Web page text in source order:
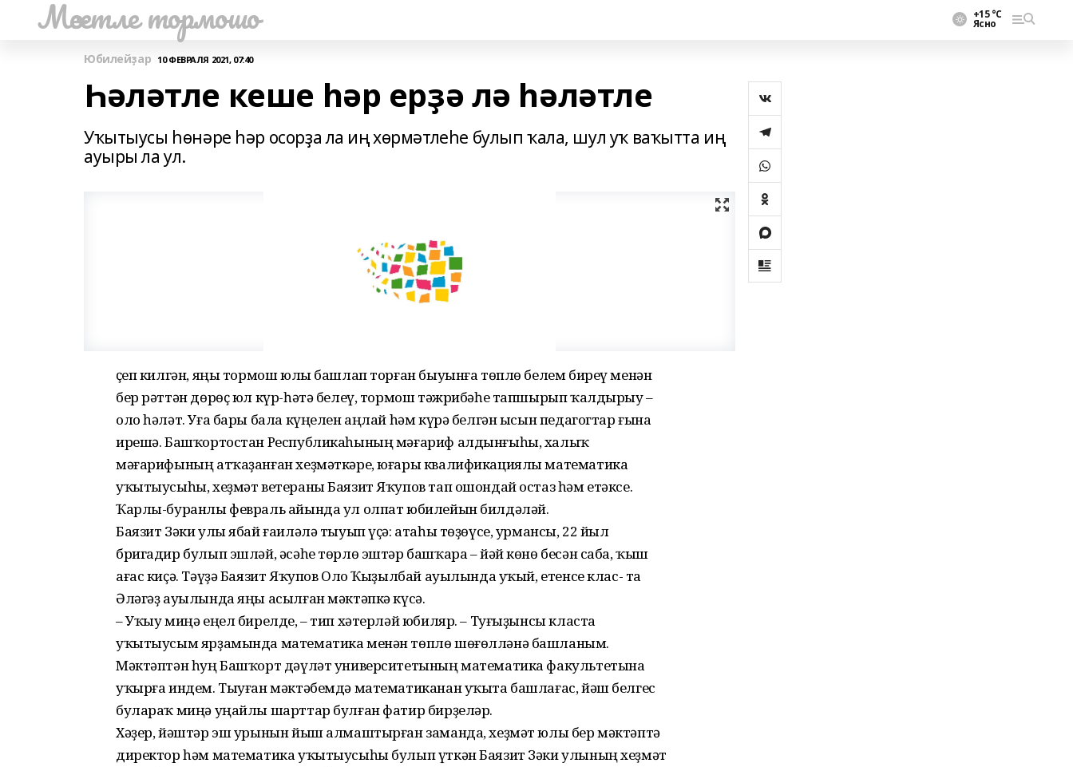
Мәсетле тормошо +15 °С
Ясно
Юбилейҙар 10 ФЕВРАЛЯ 2021, 07:40
Һәләтле кеше һәр ерҙә лә һәләтле
Уҡытыусы һөнәре һәр осорҙа ла иң хөрмәтлеһе булып ҡала, шул уҡ ваҡытта иң
ауыры ла ул.
Үҫеп килгән, яңы тормош юлы башлап торған быуынға төплө белем биреү менән
бер рәттән дөрөҫ юл күр-һәтә белеү, тормош тәжрибәһе тапшырып ҡалдырыу –
оло һәләт. Уға бары бала күңелен аңлай һәм күрә белгән ысын педагогтар ғына
ирешә. Башҡортостан Республикаһының мәғариф алдынғыһы, халыҡ
мәғарифының атҡаҙанған хеҙмәткәре, юғары квалификациялы математика
уҡытыусыһы, хеҙмәт ветераны Баязит Яҡупов тап ошондай остаз һәм етәксе.
Ҡарлы-буранлы февраль айында ул олпат юбилейын билдәләй.
Баязит Зәки улы ябай ғаиләлә тыуып үҫә: атаһы төҙөүсе, урмансы, 22 йыл
бригадир булып эшләй, әсәһе төрлө эштәр башҡара – йәй көнө бесән саба, ҡыш
ағас киҫә. Тәүҙә Баязит Яҡупов Оло Ҡыҙылбай ауылында уҡый, етенсе клас- та
Әләгәҙ ауылында яңы асылған мәктәпкә күсә.
– Уҡыу миңә еңел бирелде, – тип хәтерләй юбиляр. – Туғыҙынсы класта
уҡытыусым ярҙамында математика менән төплө шөғөлләнә башланым.
Мәктәптән һуң Башҡорт дәүләт университетының математика факультетына
уҡырға индем. Тыуған мәктәбемдә математиканан уҡыта башлағас, йәш белгес
булараҡ миңә уңайлы шарттар булған фатир бирҙеләр.
Хәҙер, йәштәр эш урынын йыш алмаштырған заманда, хеҙмәт юлы бер мәктәптә
директор һәм математика уҡытыусыһы булып үткән Баязит Зәки улының хеҙмәт